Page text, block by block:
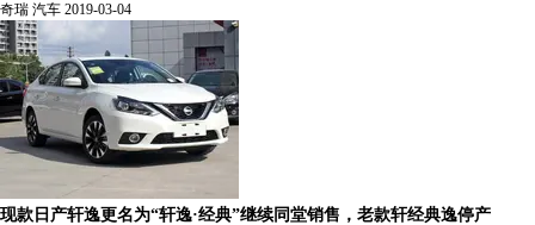
奇瑞 汽车 2019-03-04
现款日产轩逸更名为“轩逸·经典”继续同堂销售，老款轩经典逸停产